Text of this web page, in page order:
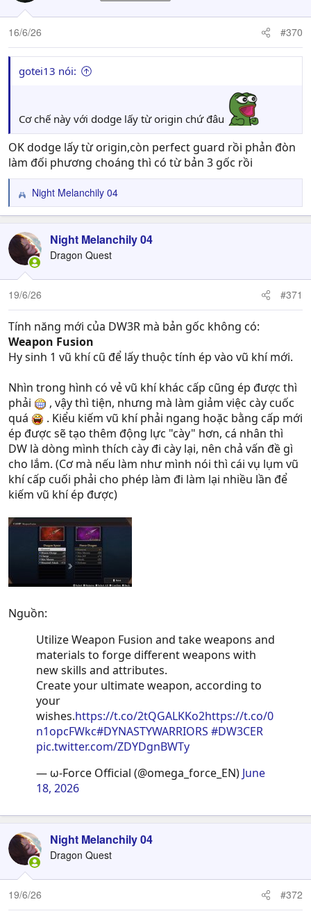
16/6/26 #370
gotei13 nói:
Cơ chế này với dodge lấy từ origin chứ đâu
OK dodge lấy từ origin,còn perfect guard rồi phản đòn
làm đối phương choáng thì có từ bản 3 gốc rồi
R
e
c
i
o
n
Night Melanchily 04
Night Melanchily 04
Dragon Quest
19/6/26 #371
Tính năng mới của DW3R mà bản gốc không có:
Weapon Fusion
Hy sinh 1 vũ khí cũ để lấy thuộc tính ép vào vũ khí mới.
Nhìn trong hình có vẻ vũ khí khác cấp cũng ép được thì
phải
, vậy thì tiện, nhưng mà làm giảm việc cày cuốc
quá
. Kiểu kiếm vũ khí phải ngang hoặc bằng cấp mới
ép được sẽ tạo thêm động lực "cày" hơn, cá nhân thì
DW là dòng mình thích cày đi cày lại, nên chả vấn đề gì
cho lắm. (Cơ mà nếu làm như mình nói thì cái vụ lụm vũ
khí cấp cuối phải cho phép làm đi làm lại nhiều lần để
kiếm vũ khí ép được)
Nguồn:
Utilize Weapon Fusion and take weapons and
materials to forge different weapons with
new skills and attributes.
Create your ultimate weapon, according to
your
wishes.https://t.co/2tQGALKKo2https://t.co/0
n1opcFWkc#DYNASTYWARRIORS #DW3CER
pic.twitter.com/ZDYDgnBWTy
— ω-Force Official (@omega_force_EN) June
18, 2026
Night Melanchily 04
Dragon Quest
19/6/26 #372